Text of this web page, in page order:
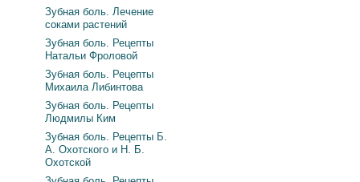
Зубная боль. Лечение
соками растений
Зубная боль. Рецепты
Натальи Фроловой
Зубная боль. Рецепты
Михаила Либинтова
Зубная боль. Рецепты
Людмилы Ким
Зубная боль. Рецепты Б.
А. Охотского и Н. Б.
Охотской